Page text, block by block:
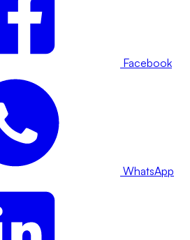
Facebook
WhatsApp